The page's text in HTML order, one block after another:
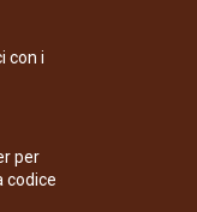
con i
per
codice